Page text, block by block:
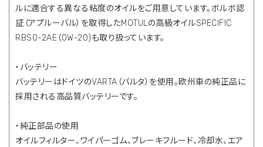
ルに適合する異なる粘度のオイルをご用意しています。ボルボ認
証（アプルーバル）を取得したMOTULの高級オイルSPECIFIC
RBS0-2AE（0W-20)も取り扱っています。
・バッテリー
バッテリーはドイツのVARTA（バルタ）を使用。欧州車の純正品に
採用される高品質バッテリーです。
・純正部品の使用
オイルフィルター、ワイパーゴム、ブレーキフルード、冷却水、エア